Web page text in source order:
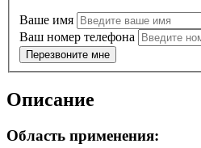
Ваше имя
Ваш номер телефона
Перезвоните мне
Описание
Область применения: